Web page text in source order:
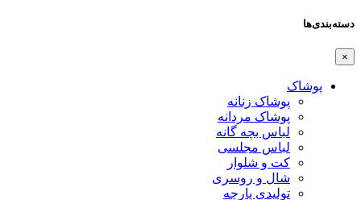
دسته‌بندی‌ها
×
پوشاک
پوشاک زنانه
پوشاک مردانه
لباس بچه گانه
لباس مجلسی
کت و شلوار
شال و روسری
تولیدی پارچه